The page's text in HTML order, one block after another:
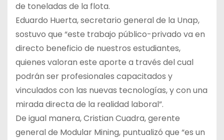
de toneladas de la flota.
Eduardo Huerta, secretario general de la Unap,
sostuvo que “este trabajo público-privado va en
directo beneficio de nuestros estudiantes,
quienes valoran este aporte a través del cual
podrán ser profesionales capacitados y
vinculados con las nuevas tecnologías, y con una
mirada directa de la realidad laboral”.
De igual manera, Cristian Cuadra, gerente
general de Modular Mining, puntualizó que “es un